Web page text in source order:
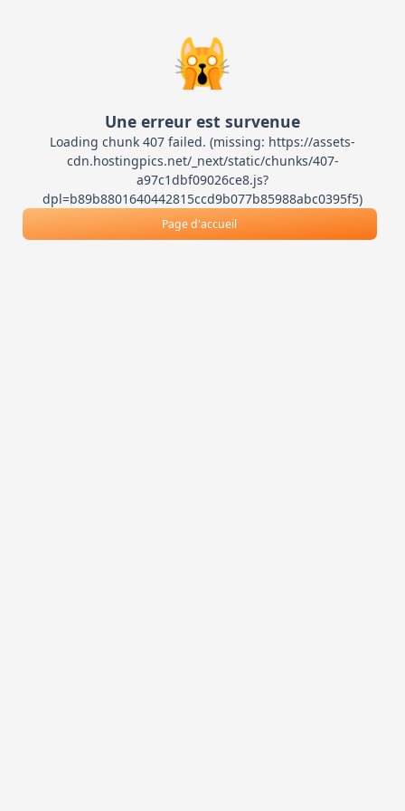
🙀
Une erreur est survenue
Loading chunk 407 failed. (missing: https://assets-
cdn.hostingpics.net/_next/static/chunks/407-
a97c1dbf09026ce8.js?
dpl=b89b8801640442815ccd9b077b85988abc0395f5)
Page d'accueil